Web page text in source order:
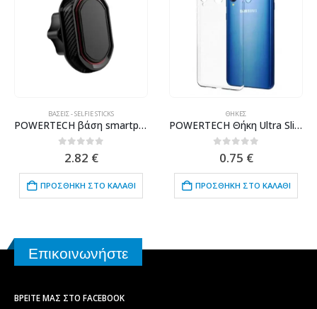
ΒΆΣΕΙΣ - SELFIE STICKS
POWERTECH βάση smartphone αυτοκινήτου χωρίς mount CAR-0013, μαγνητική
out of 5
2.82 €
ΠΡΟΣΘΉΚΗ ΣΤΟ ΚΑΛΆΘΙ
ΘΉΚΕΣ
POWERTECH Θήκη Ultra Slim για SAMSUNG Galaxy M30, διάφανη
out of 5
0.75 €
ΠΡΟΣΘΉΚΗ ΣΤΟ ΚΑΛΆΘΙ
Επικοινωνήστε
ΒΡΕΊΤΕ ΜΑΣ ΣΤΟ FACEBOOK